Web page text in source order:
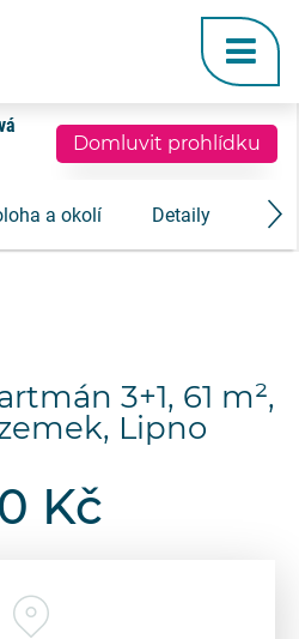
a okolí Detaily
Domluvit prohlídku
3+1, 61 m²,
Lipno
Kč